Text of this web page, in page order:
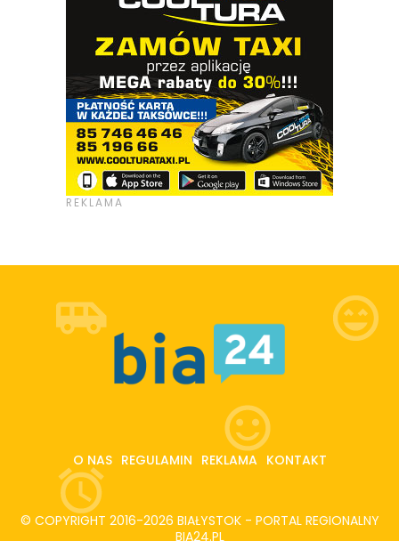
O NAS REGULAMIN REKLAMA KONTAKT
© COPYRIGHT 2016-2026 BIAŁYSTOK - PORTAL REGIONALNY
BIA24.PL